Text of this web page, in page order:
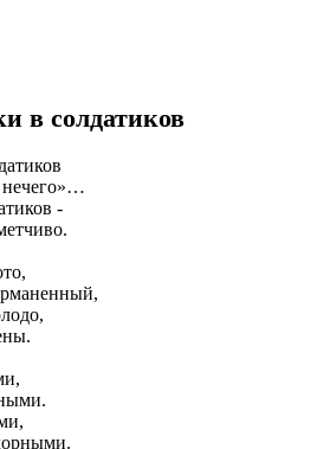
в солдатиков
нечего»…
-